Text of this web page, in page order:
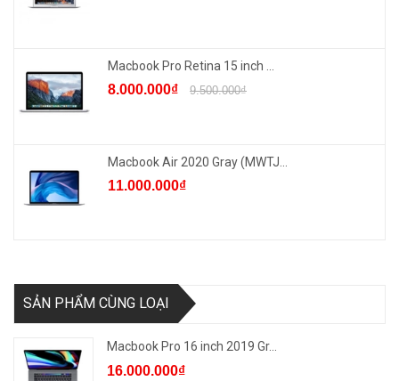
Macbook Pro Retina 15 inch ...
8.000.000₫ 9.500.000₫
Macbook Air 2020 Gray (MWTJ...
11.000.000₫
SẢN PHẨM CÙNG LOẠI
Macbook Pro 16 inch 2019 Gr...
16.000.000₫